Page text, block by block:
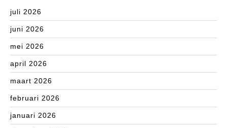
juli 2026
juni 2026
mei 2026
april 2026
maart 2026
februari 2026
januari 2026